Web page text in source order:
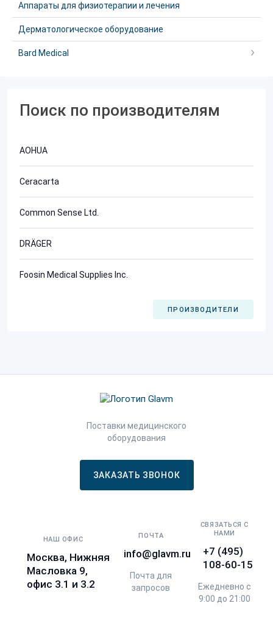
Аппараты для физиотерапии и лечения
Дерматологическое оборудование
Bard Medical
Поиск по производителям
AOHUA
Ceracarta
Common Sense Ltd.
DRÄGER
Foosin Medical Supplies Inc.
ПРОИЗВОДИТЕЛИ
Поставки медицинского
оборудования
ЗАКАЗАТЬ ЗВОНОК
НАШ ОФИС
Москва, Нижняя
Масловка 9,
офис 3.1 и 3.2
ПОЧТА
info@glavm.ru
Почта для
запросов
СВЯЗАТЬСЯ С
НАМИ
+7 (495)
108-60-15
Ежедневно с
9:00 до 21:00